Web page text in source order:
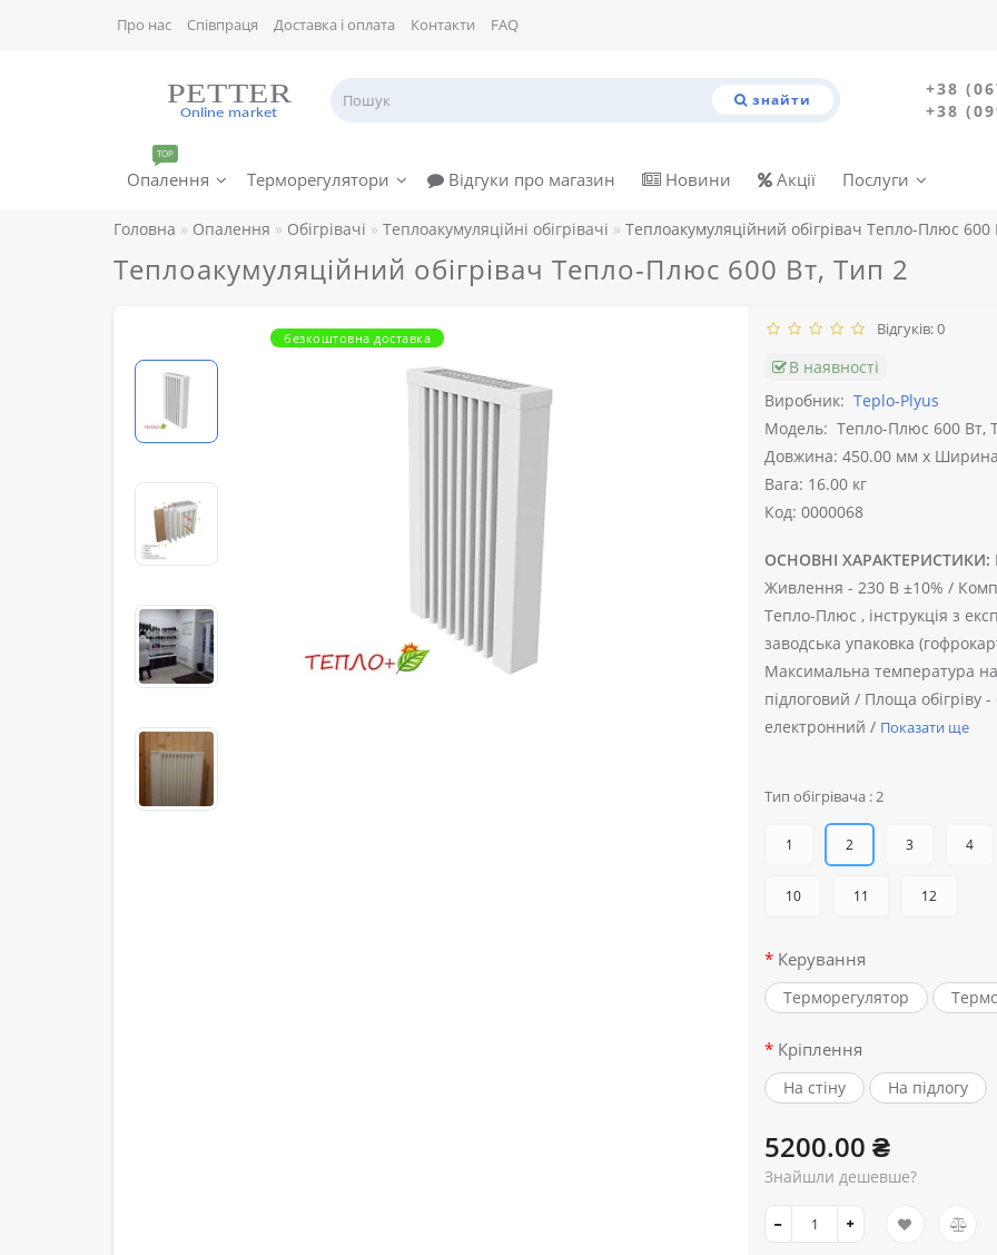
Про нас Співпраця Доставка і оплата Контакти FAQ
знайти
+38
+38
Опалення
TOP
Терморегулятори Відгуки про магазин Новини Акції Послуги
Головна Опалення Обігрівачі Теплоакумуляційні обігрівачі Теплоакумуляційний обігрівач Тепло-Плюс 600
Теплоакумуляційний обігрівач Тепло-Плюс 600 Вт, Тип 2
безкоштовна доставка Відгуків: 0
В наявності
Виробник: Teplo-Plyus
Модель: Тепло-Плюс 600 Вт,
Довжина: 450.00 мм x
Вага: 16.00 кг
Код: 0000068
ОСНОВНІ ХАРАКТЕРИСТИКИ:
Живлення - 230 В ±10% /
Тепло-Плюс , інструкція з
заводська упаковка
Максимальна температура
підлоговий / Площа обігріву -
електронний / Показати ще
Тип обігрівача : 2
1 2 3 4
10 11 12
Керування
Терморегулятор
Кріплення
На стіну На підлогу
5200.00 ₴
Знайшли дешевше?